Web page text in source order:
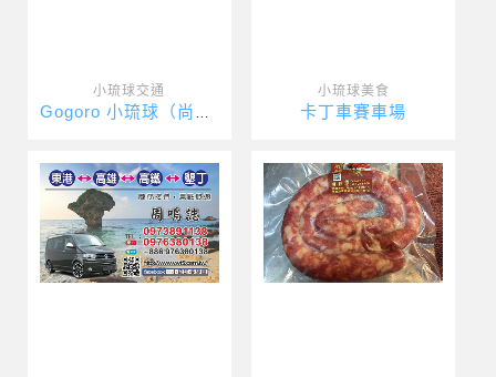
小琉球交通 小琉球美食
卡丁車賽車場